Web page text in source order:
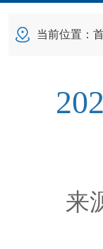
当前位置：
来